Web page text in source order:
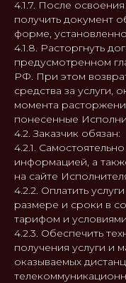
4.1.7. После
получить документ
форме,
4.1.8. Расторгнуть
предусмотренном
РФ. При этом
средства за услуги,
момента
понесенные
4.2. Заказчик обязан:
4.2.1.
информацией, а
на сайте
4.2.2. Оплатить
размере и сроки в
тарифом и
4.2.3. Обеспечить
получения услуги и
оказываемых